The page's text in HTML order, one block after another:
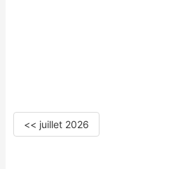
<< juillet 2026